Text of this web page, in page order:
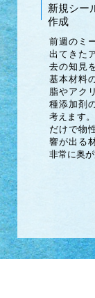
新規シー
作成
前週のミ
出てきた
去の知見
基本材料
脂やアク
種添加剤
考えます
だけで物
響が出る
非常に奥が